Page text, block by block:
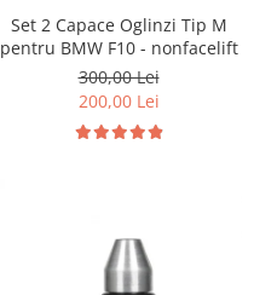
Set 2 Capace Oglinzi Tip M
pentru BMW F10 - nonfacelift
300,00 Lei
200,00 Lei